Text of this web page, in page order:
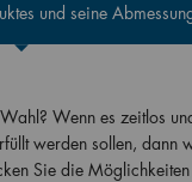
und seine
Wenn es zeitlos
werden sollen, dann
Sie die